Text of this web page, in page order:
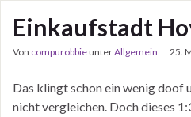
Einkaufstadt
Von compurobbieunterAllgemein 25.
Das klingt schon ein wenig doof
nicht vergleichen. Doch dieses